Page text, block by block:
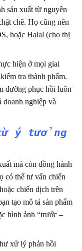
sản xuất từ nguyên
chẽ. Họ cũng nên
hoặc Halal (cho thị
hiện ở mọi giai
tra thành phẩm.
dưỡng phục hồi luôn
doanh nghiệp và
ý tưởng
mà còn đồng hành
có thể tư vấn chiến
chiến dịch trên
tạo mô tả sản phẩm
hình ảnh “trước –
xử lý phản hồi